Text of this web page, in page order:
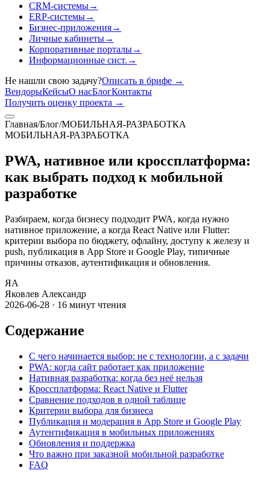
CRM-системы→
ERP-системы→
Бизнес-приложения→
Личные кабинеты→
Корпоративные порталы→
Информационные сист. →
Не нашли свою задачу?Описать в брифе →
ВендорыКейсыО насБлогКонтакты
Получить оценку проекта →
Главная/Блог/МОБИЛЬНАЯ-РАЗРАБОТКА
МОБИЛЬНАЯ-РАЗРАБОТКА
PWA, нативное или кроссплатформа:
как выбрать подход к мобильной
разработке
Разбираем, когда бизнесу подходит PWA, когда нужно
нативное приложение, а когда React Native или Flutter:
критерии выбора по бюджету, офлайну, доступу к железу и
push, публикация в App Store и Google Play, типичные
причины отказов, аутентификация и обновления.
ЯА
Яковлев Александр
2026-06-28 · 16 минут чтения
Содержание
С чего начинается выбор: не с технологии, а с задачи
PWA: когда сайт работает как приложение
Нативная разработка: когда без неё нельзя
Кроссплатформа: React Native и Flutter
Сравнение подходов в одной таблице
Критерии выбора для бизнеса
Публикация и модерация в App Store и Google Play
Аутентификация в мобильных приложениях
Обновления и поддержка
Что важно при заказной мобильной разработке
FAQ